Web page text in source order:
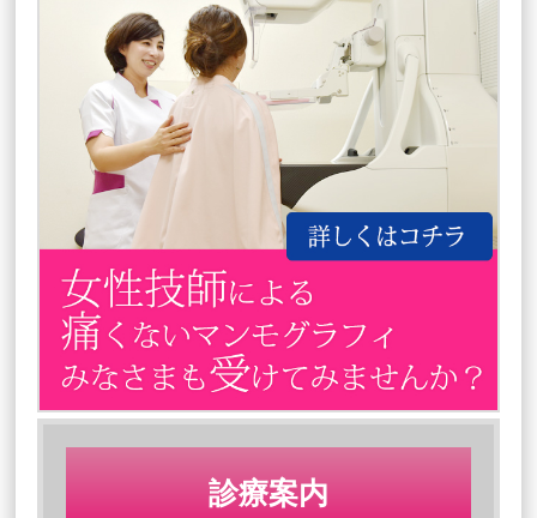
診療案内